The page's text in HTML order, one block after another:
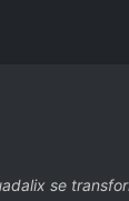
se